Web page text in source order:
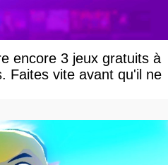
encore 3 jeux gratuits à
Faites vite avant qu'il ne